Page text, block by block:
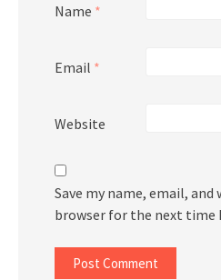
Name *
Email *
Website
Save my name, email,
browser for the next time